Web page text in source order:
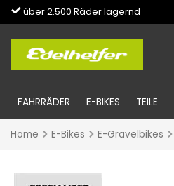
über 2.500 Räder lagernd
FAHRRÄDER E-BIKES TEILE
Home E-Bikes E-Gravelbikes